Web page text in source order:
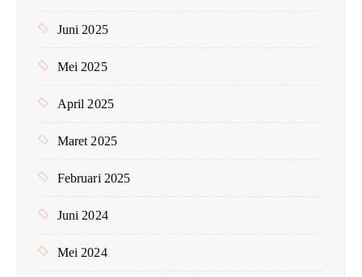
Juni 2025
Mei 2025
April 2025
Maret 2025
Februari 2025
Juni 2024
Mei 2024